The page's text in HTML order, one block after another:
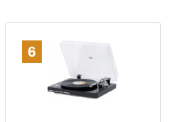
6